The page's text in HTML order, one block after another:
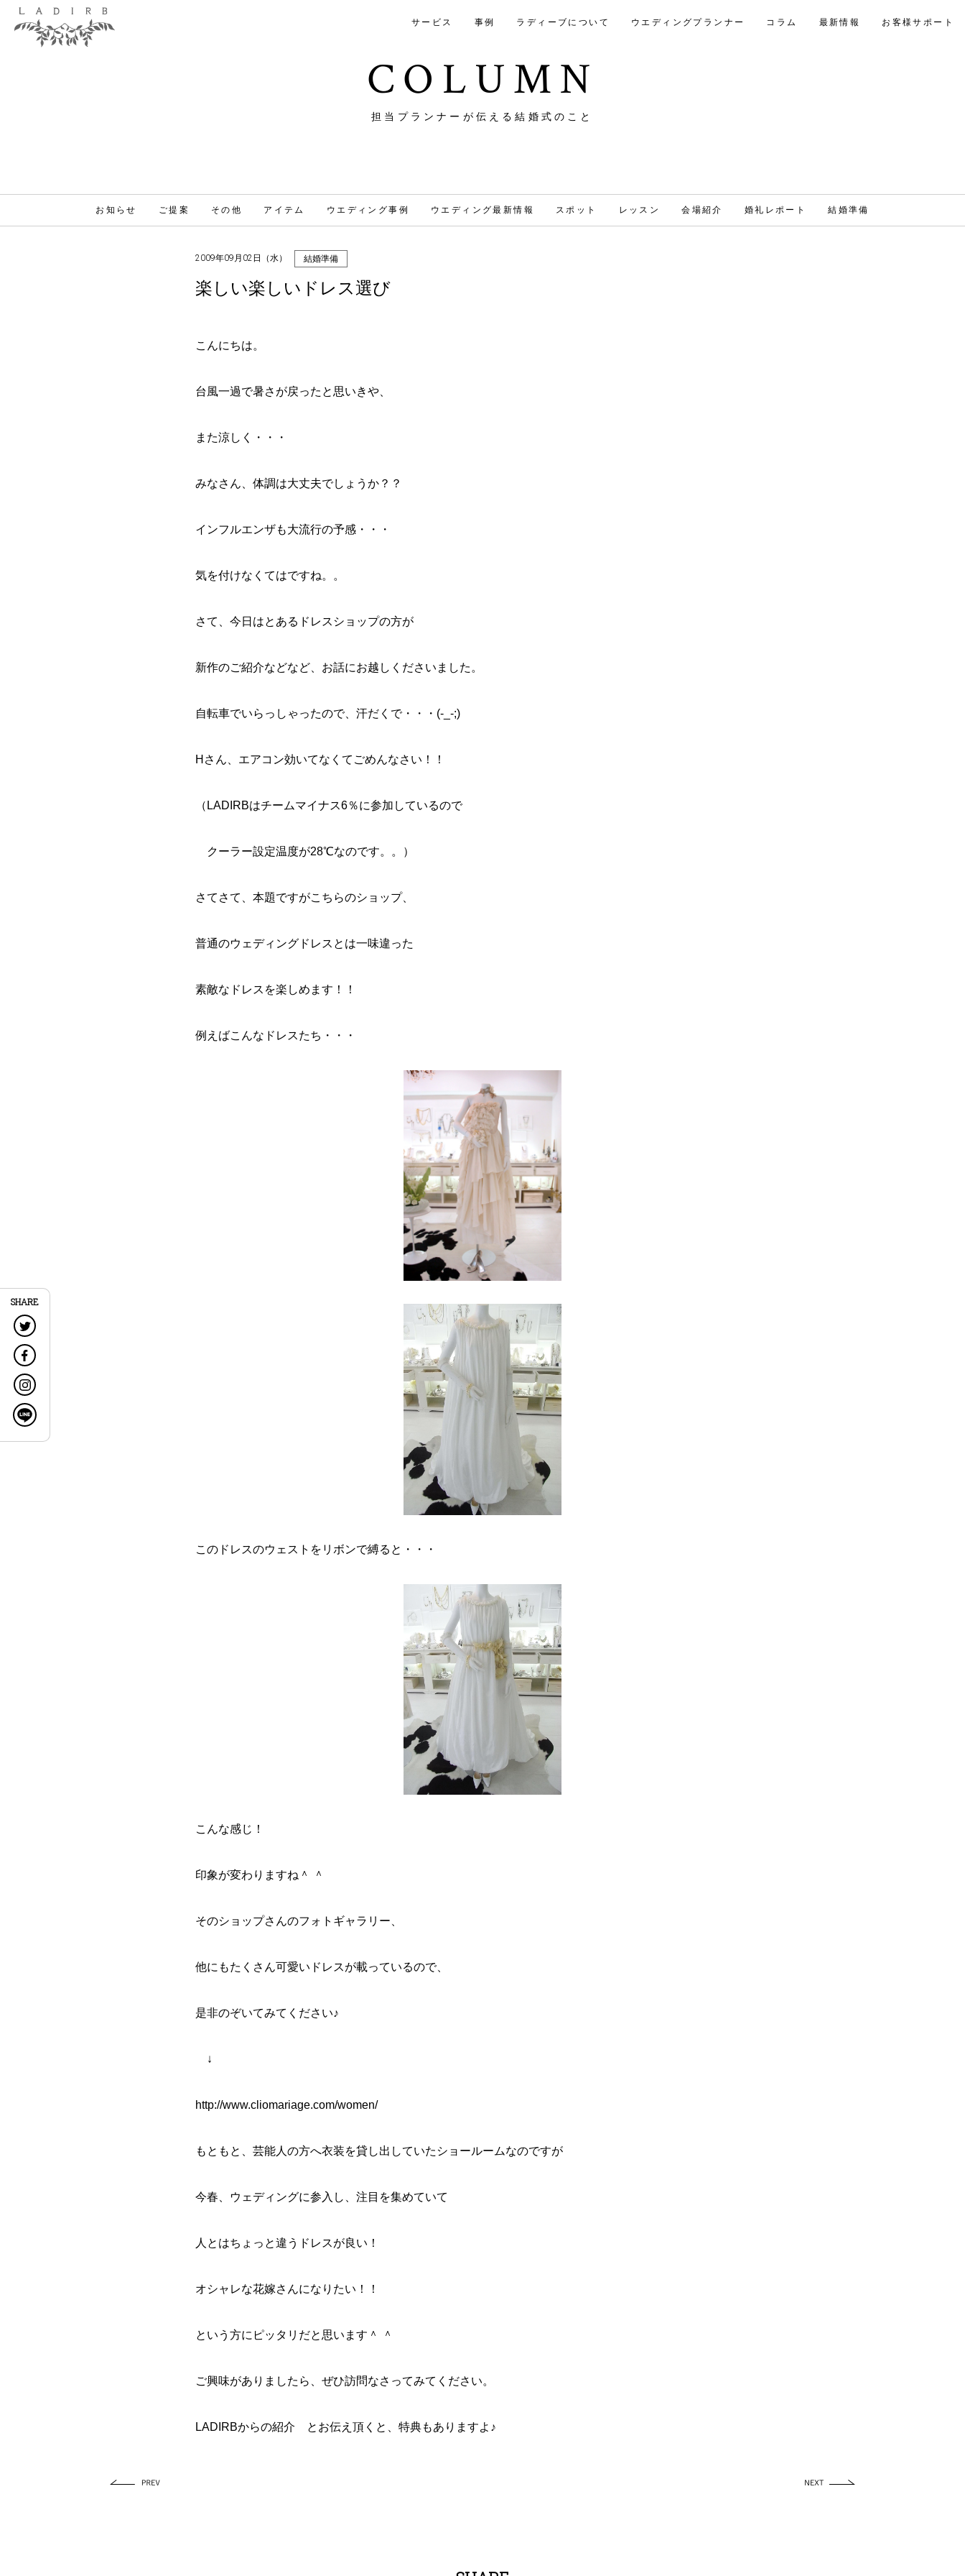
サービス 事例 ラディーブについて ウエディングプランナー コラム 最新情報 お客様サポート
COLUMN
担当プランナーが伝える結婚式のこと
お知らせ ご提案 その他 アイテム ウエディング事例 ウエディング最新情報 スポット レッスン 会場紹介 婚礼レポート 結婚準備
2009年09月02日（水） 結婚準備
楽しい楽しいドレス選び
こんにちは。
台風一過で暑さが戻ったと思いきや、
また涼しく・・・
みなさん、体調は大丈夫でしょうか？？
インフルエンザも大流行の予感・・・
気を付けなくてはですね。。
さて、今日はとあるドレスショップの方が
新作のご紹介などなど、お話にお越しくださいました。
自転車でいらっしゃったので、汗だくで・・・(-_-;)
Hさん、エアコン効いてなくてごめんなさい！！
（LADIRBはチームマイナス6％に参加しているので
クーラー設定温度が28℃なのです。。）
さてさて、本題ですがこちらのショップ、
普通のウェディングドレスとは一味違った
素敵なドレスを楽しめます！！
例えばこんなドレスたち・・・
このドレスのウェストをリボンで縛ると・・・
こんな感じ！
印象が変わりますね＾ ＾
そのショップさんのフォトギャラリー、
他にもたくさん可愛いドレスが載っているので、
是非のぞいてみてください♪
↓
http://www.cliomariage.com/women/
もともと、芸能人の方へ衣装を貸し出していたショールームなのですが
今春、ウェディングに参入し、注目を集めていて
人とはちょっと違うドレスが良い！
オシャレな花嫁さんになりたい！！
という方にピッタリだと思います＾ ＾
ご興味がありましたら、ぜひ訪問なさってみてください。
LADIRBからの紹介 とお伝え頂くと、特典もありますよ♪
SHARE